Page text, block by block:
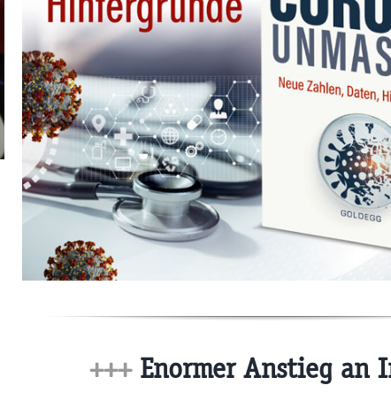
+++Enormer Anstieg an